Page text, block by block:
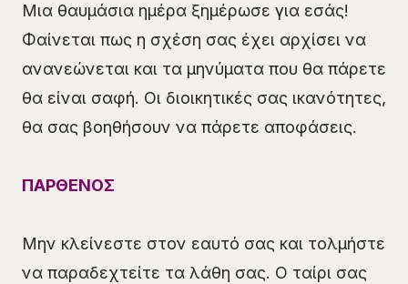
Μια θαυμάσια ημέρα ξημέρωσε για εσάς!
Φαίνεται πως η σχέση σας έχει αρχίσει να
ανανεώνεται και τα μηνύματα που θα πάρετε
θα είναι σαφή. Οι διοικητικές σας ικανότητες,
θα σας βοηθήσουν να πάρετε αποφάσεις.
ΠΑΡΘΕΝΟΣ
Μην κλείνεστε στον εαυτό σας και τολμήστε
να παραδεχτείτε τα λάθη σας. Ο ταίρι σας